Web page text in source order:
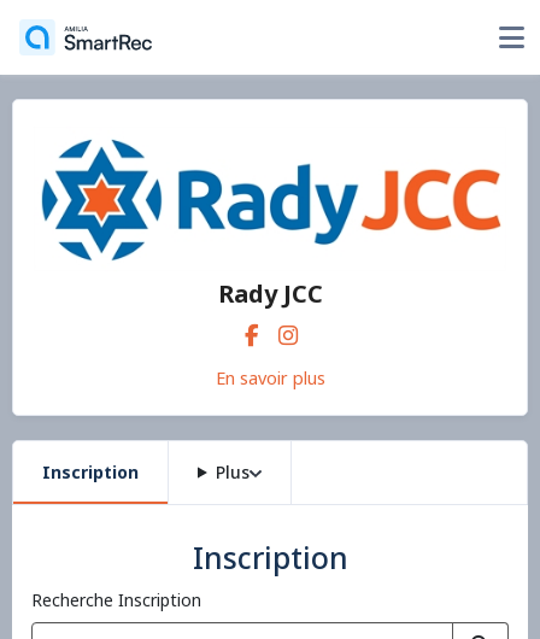
Rady JCC
En savoir plus
Inscription Plus
Inscription
Recherche Inscription